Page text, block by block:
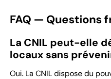
FAQ — Questions
La CNIL peut-elle
locaux sans
Oui. La CNIL dispose du